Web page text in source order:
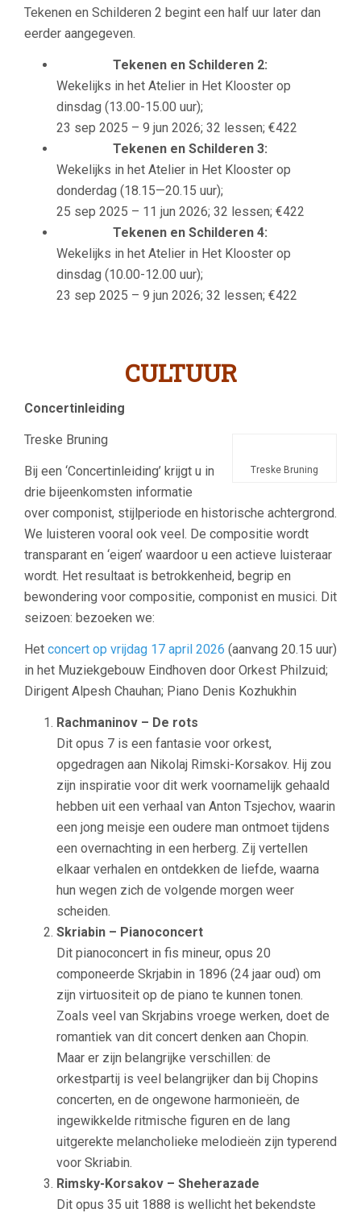
Tekenen en Schilderen 2 begint een half uur later dan
eerder aangegeven.
Tekenen en Schilderen 2:
Wekelijks in het Atelier in Het Klooster op
dinsdag (13.00-15.00 uur);
23 sep 2025 – 9 jun 2026; 32 lessen; €422
Tekenen en Schilderen 3:
Wekelijks in het Atelier in Het Klooster op
donderdag (18.15—20.15 uur);
25 sep 2025 – 11 jun 2026; 32 lessen; €422
Tekenen en Schilderen 4:
Wekelijks in het Atelier in Het Klooster op
dinsdag (10.00-12.00 uur);
23 sep 2025 – 9 jun 2026; 32 lessen; €422
CULTUUR
Concertinleiding
Treske Bruning
Treske Bruning
Bij een ‘Concertinleiding’ krijgt u in
drie bijeenkomsten informatie
over componist, stijlperiode en historische achtergrond.
We luisteren vooral ook veel. De compositie wordt
transparant en ‘eigen’ waardoor u een actieve luisteraar
wordt. Het resultaat is betrokkenheid, begrip en
bewondering voor compositie, componist en musici. Dit
seizoen: bezoeken we:
Het concert op vrijdag 17 april 2026 (aanvang 20.15 uur)
in het Muziekgebouw Eindhoven door Orkest Philzuid;
Dirigent Alpesh Chauhan; Piano Denis Kozhukhin
Rachmaninov – De rots
Dit opus 7 is een fantasie voor orkest,
opgedragen aan Nikolaj Rimski-Korsakov. Hij zou
zijn inspiratie voor dit werk voornamelijk gehaald
hebben uit een verhaal van Anton Tsjechov, waarin
een jong meisje een oudere man ontmoet tijdens
een overnachting in een herberg. Zij vertellen
elkaar verhalen en ontdekken de liefde, waarna
hun wegen zich de volgende morgen weer
scheiden.
Skriabin – Pianoconcert
Dit pianoconcert in fis mineur, opus 20
componeerde Skrjabin in 1896 (24 jaar oud) om
zijn virtuositeit op de piano te kunnen tonen.
Zoals veel van Skrjabins vroege werken, doet de
romantiek van dit concert denken aan Chopin.
Maar er zijn belangrijke verschillen: de
orkestpartij is veel belangrijker dan bij Chopins
concerten, en de ongewone harmonieën, de
ingewikkelde ritmische figuren en de lang
uitgerekte melancholieke melodieën zijn typerend
voor Skriabin.
Rimsky-Korsakov – Sheherazade
Dit opus 35 uit 1888 is wellicht het bekendste